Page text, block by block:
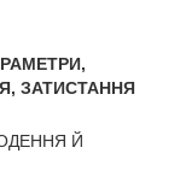
ЗАТИСТАННЯ
Й